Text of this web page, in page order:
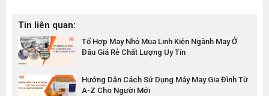
Tin liên quan:
Tổ Hợp May Nhỏ Mua Linh Kiện Ngành May Ở
Đâu Giá Rẻ Chất Lượng Uy Tín
Hướng Dẫn Cách Sử Dụng Máy May Gia Đình Từ
A-Z Cho Người Mới